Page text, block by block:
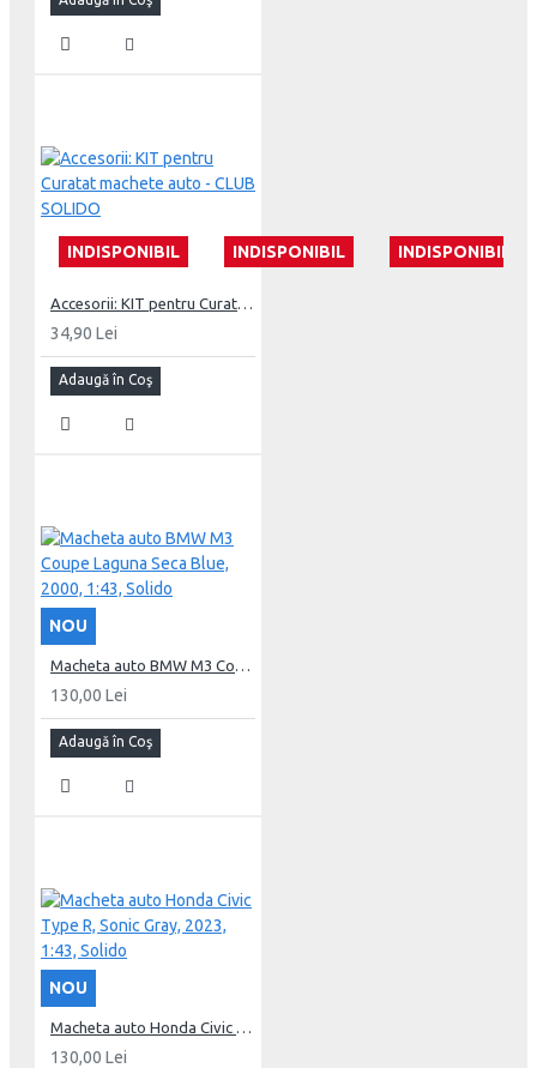
INDISPONIBIL INDISPONIBIL INDISPONIBIL
34,90 Lei
Adaugă în Coş
NOU
130,00 Lei
Adaugă în Coş
NOU
130,00 Lei